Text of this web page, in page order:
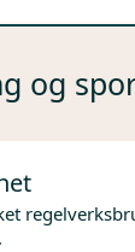
og